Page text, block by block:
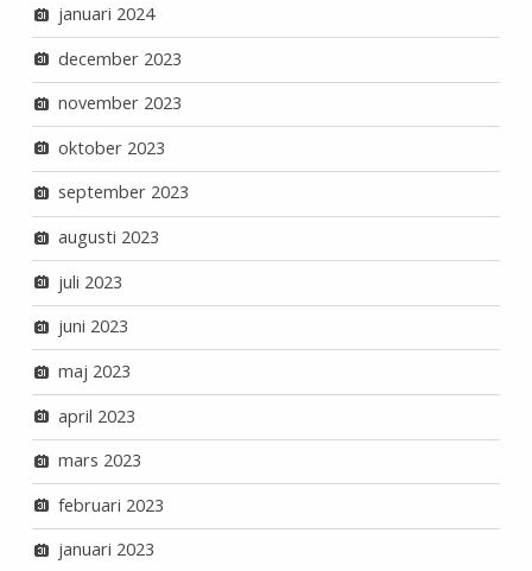
januari 2024
december 2023
november 2023
oktober 2023
september 2023
augusti 2023
juli 2023
juni 2023
maj 2023
april 2023
mars 2023
februari 2023
januari 2023